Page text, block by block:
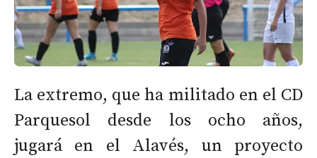
La extremo, que ha militado en el CD
Parquesol desde los ocho años,
jugará en el Alavés, un proyecto